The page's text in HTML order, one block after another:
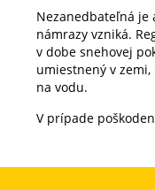
Nezanedbateľná je
námrazy vzniká.
v dobe snehovej
umiestnený v
na vodu.
V prípade